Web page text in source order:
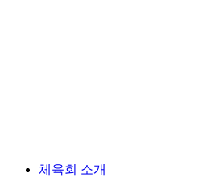
체육회 소개